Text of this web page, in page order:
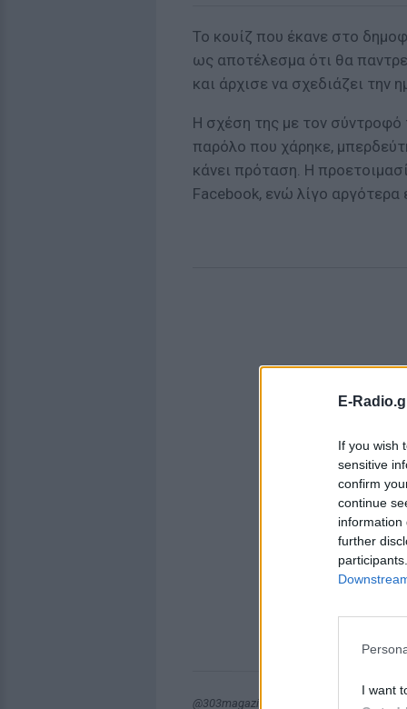
E-
If you wish
sensitive
confirm
continue
information
further
I want
Το κουίζ που έκανε στο
ως αποτέλεσμα ότι θα
και άρχισε να σχεδιάζει την
Η σχέση της με τον σύντροφό
παρόλο που χάρηκε,
κάνει πρόταση. Η
Facebook, ενώ λίγο
@303magazine.com